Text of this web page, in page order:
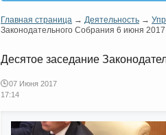
Главная страница → Деятельность →
Законодательного Собрания 6 июня 2017
Десятое заседание
07 Июня 2017
17:14